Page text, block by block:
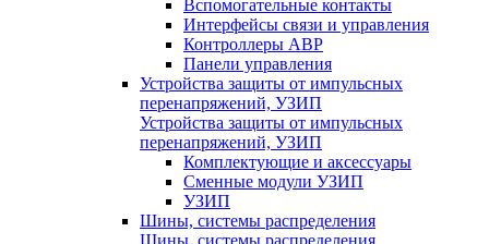
Вспомогательные контакты
Интерфейсы связи и управления
Контроллеры АВР
Панели управления
Устройства защиты от импульсных
перенапряжений, УЗИП
Устройства защиты от импульсных
перенапряжений, УЗИП
Комплектующие и аксессуары
Сменные модули УЗИП
УЗИП
Шины, системы распределения
Шины, системы распределения